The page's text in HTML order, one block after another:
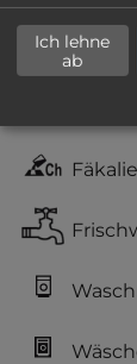
WC
Ich lehne
ab